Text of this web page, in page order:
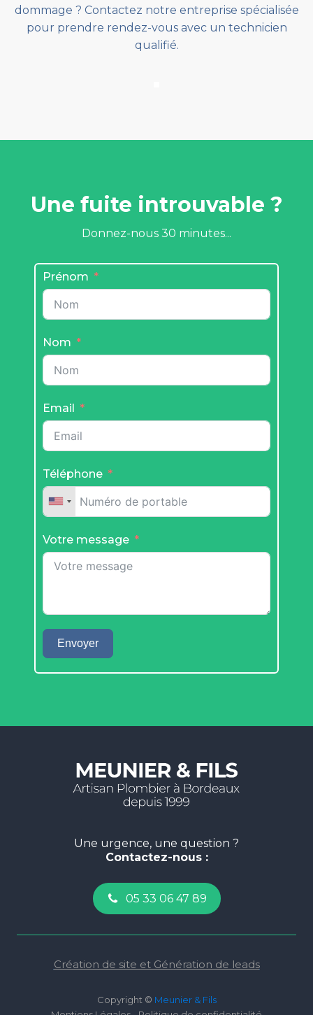
dommage ? Contactez notre entreprise spécialisée
pour prendre rendez-vous avec un technicien
qualifié.
Une fuite introuvable ?
Donnez-nous 30 minutes...
Prénom
Nom
Email
Téléphone
Votre message
Envoyer
Une urgence, une question ?
Contactez-nous :
05 33 06 47 89
Création de site et Génération de leads
Copyright © Meunier & Fils